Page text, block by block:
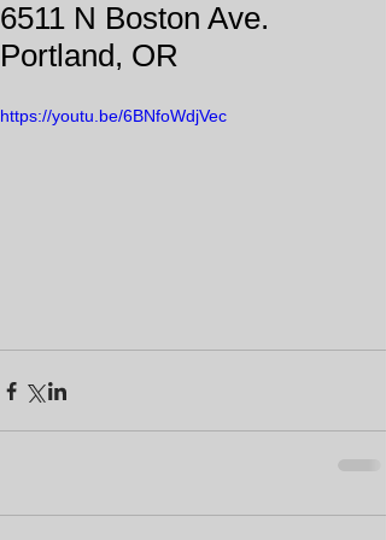
6511 N Boston Ave.
Portland, OR
https://youtu.be/6BNfoWdjVec